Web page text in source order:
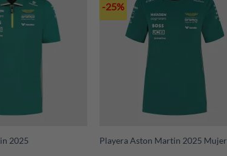
2025
-25%
Playera Aston Martin 2025 Mujer